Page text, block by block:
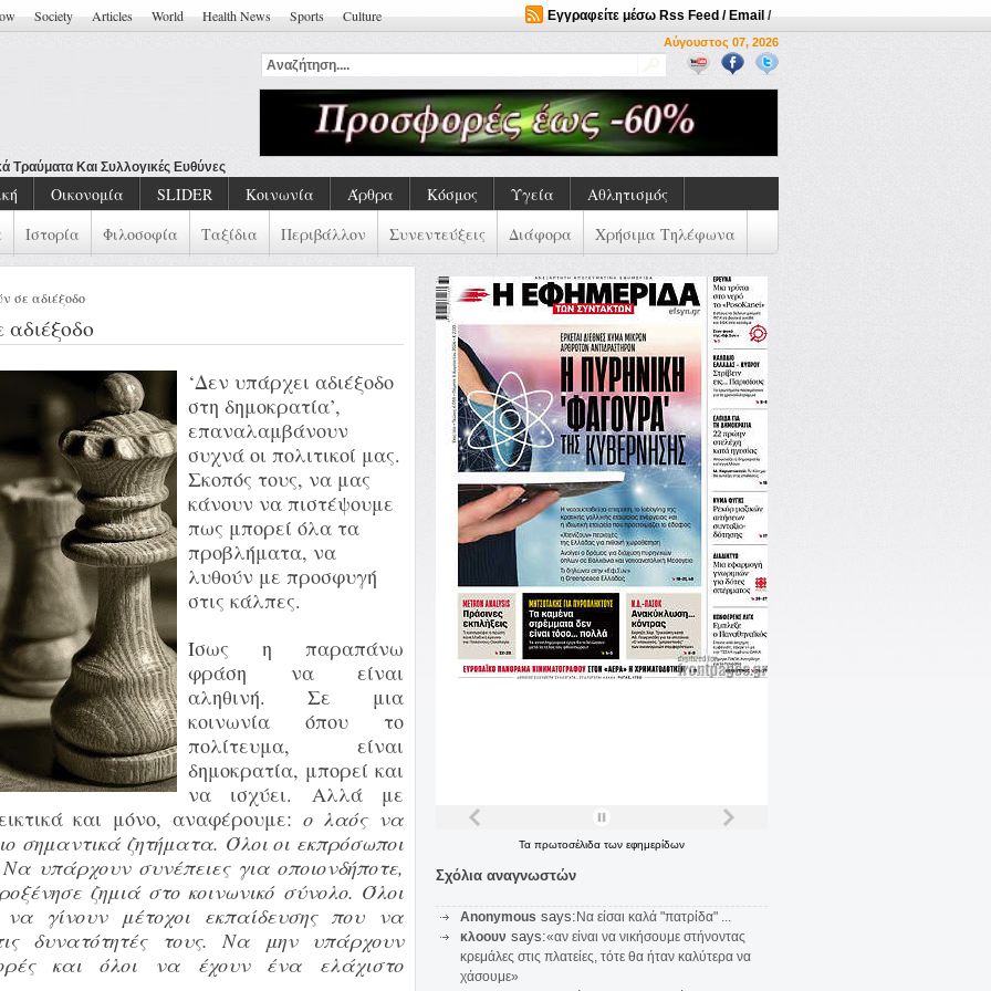
Society Articles World Health News Sports Culture Εγγραφείτε μέσω Rss Feed / Email /
Αύγουστος 07, 2026
Οικονομία SLIDER Κοινωνία Άρθρα Κόσμος Υγεία
Αθλητισμός
Ιστορία Φιλοσοφία Ταξίδια Περιβάλλον Συνεντεύξεις Διάφορα Χρήσιμα Τηλέφωνα
σε αδιέξοδο
‘Δεν υπάρχει αδιέξοδο
στη δημοκρατία’,
επαναλαμβάνουν
συχνά οι πολιτικοί μας.
Σκοπός τους, να μας
κάνουν να πιστέψουμε
πως μπορεί όλα τα
προβλήματα, να
λυθούν με προσφυγή
στις κάλπες.
Ίσως η παραπάνω
φράση να είναι
αληθινή. Σε μια
κοινωνία όπου
το
πολίτευμα, είναι
δημοκρατία, μπορεί και
να ισχύει. Αλλά με
και μόνο, αναφέρουμε: ο λαός να
σημαντικά ζητήματα. Όλοι οι εκπρόσωποι
υπάρχουν συνέπειες για οποιονδήποτε,
ζημιά στο κοινωνικό σύνολο. Όλοι
να γίνουν μέτοχοι εκπαίδευσης που να
δυνατότητές τους. Να μην υπάρχουν
και όλοι να έχουν ένα ελάχιστο
Τα πρωτοσέλιδα των εφημερίδων
Σχόλια αναγνωστών
Anonymous says: Να είσαι καλά "πατρίδα" ...
κλοουν says:«αν είναι να νικήσουμε στήνοντας
κρεμάλες στις πλατείες, τότε θα ήταν καλύτερα να
χάσουμε»